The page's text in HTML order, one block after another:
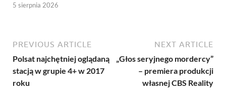
5 sierpnia 2026
PREVIOUS ARTICLE
Polsat najchętniej oglądaną
stacją w grupie 4+ w 2017
roku
NEXT ARTICLE
„Głos seryjnego mordercy”
– premiera produkcji
własnej CBS Reality